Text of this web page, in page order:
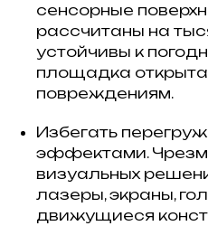
сенсорные
рассчитаны на
устойчивы к
площадка
повреждениям.
Избегать
эффектами.
визуальных
лазеры, экраны,
движущиеся